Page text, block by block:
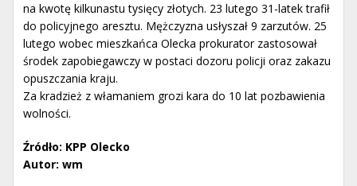
na kwotę kilkunastu tysięcy złotych. 23 lutego 31-latek trafił
do policyjnego aresztu. Mężczyzna usłyszał 9 zarzutów. 25
lutego wobec mieszkańca Olecka prokurator zastosował
środek zapobiegawczy w postaci dozoru policji oraz zakazu
opuszczania kraju.
Za kradzież z włamaniem grozi kara do 10 lat pozbawienia
wolności.
Źródło: KPP Olecko
Autor: wm